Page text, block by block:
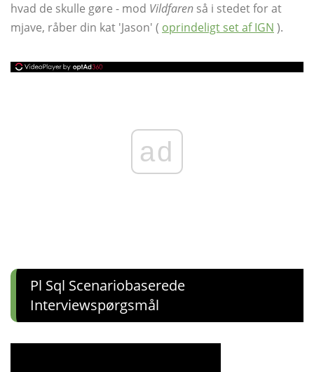
hvad de skulle gøre - mod Vildfaren så i stedet for at
mjave, råber din kat 'Jason' ( oprindeligt set af IGN ).
ad
Pl Sql Scenariobaserede
Interviewspørgsmål